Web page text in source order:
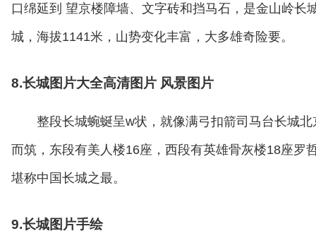
口绵延到 望京楼障墙、文字砖和挡马石，是金山岭
城，海拔1141米，山势变化丰富，大多雄奇险要。
8.长城图片大全高清图片 风景图片
整段长城蜿蜒呈w状，就像满弓扣箭司马台长城
而筑，东段有美人楼16座，西段有英雄骨灰楼18座
堪称中国长城之最。
9.长城图片手绘